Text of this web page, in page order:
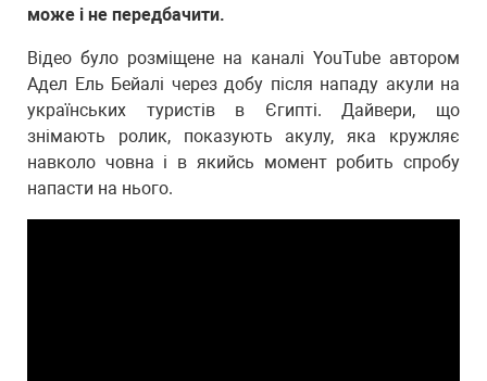
може і не передбачити.
Відео було розміщене на каналі YouTube автором
Адел Ель Бейалі через добу після нападу акули на
українських туристів в Єгипті. Дайвери, що
знімають ролик, показують акулу, яка кружляє
навколо човна і в якийсь момент робить спробу
напасти на нього.